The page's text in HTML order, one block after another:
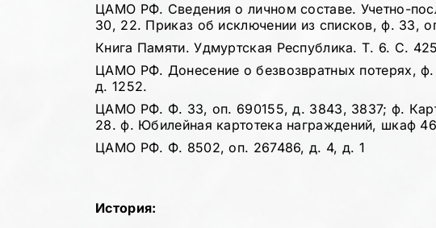
ЦАМО РФ. Сведения о личном составе. Учетно-
30, 22. Приказ об исключении из списков, ф. 33,
Книга Памяти. Удмуртская Республика. Т. 6. С.
ЦАМО РФ. Донесение о безвозвратных потерях,
д. 1252.
ЦАМО РФ. Ф. 33, оп. 690155, д. 3843, 3837; ф.
28. ф. Юбилейная картотека награждений, шкаф
ЦАМО РФ. Ф. 8502, оп. 267486, д. 4, д. 1
История: